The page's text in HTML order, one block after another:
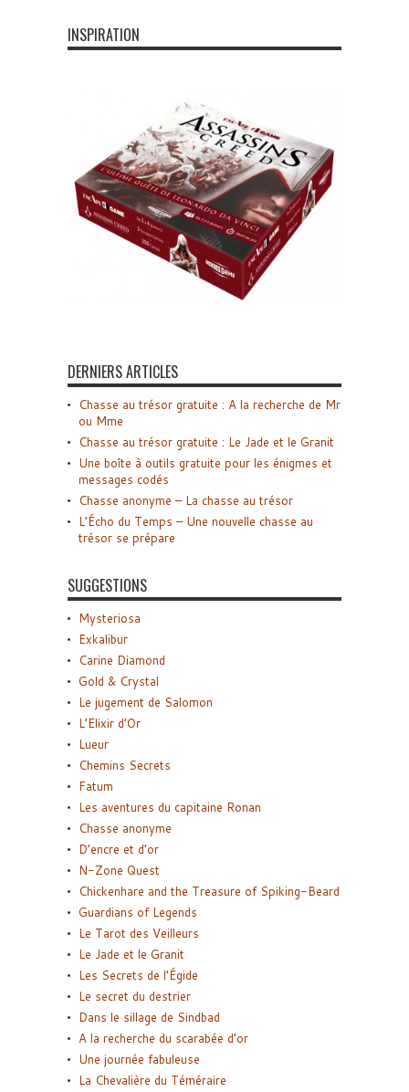
INSPIRATION
DERNIERS ARTICLES
Chasse au trésor gratuite : A la recherche de Mr
ou Mme
Chasse au trésor gratuite : Le Jade et le Granit
Une boîte à outils gratuite pour les énigmes et
messages codés
Chasse anonyme – La chasse au trésor
L’Écho du Temps – Une nouvelle chasse au
trésor se prépare
SUGGESTIONS
Mysteriosa
Exkalibur
Carine Diamond
Gold & Crystal
Le jugement de Salomon
L’Elixir d’Or
Lueur
Chemins Secrets
Fatum
Les aventures du capitaine Ronan
Chasse anonyme
D’encre et d’or
N-Zone Quest
Chickenhare and the Treasure of Spiking-Beard
Guardians of Legends
Le Tarot des Veilleurs
Le Jade et le Granit
Les Secrets de l’Égide
Le secret du destrier
Dans le sillage de Sindbad
A la recherche du scarabée d’or
Une journée fabuleuse
La Chevalière du Téméraire